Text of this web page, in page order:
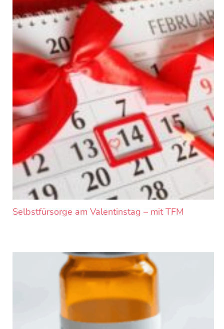
Selbstfürsorge am Valentinstag – mit TFM